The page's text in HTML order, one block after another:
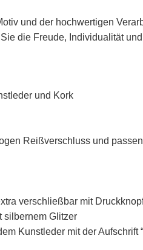
und der hochwertigen
die Freude, Individualität
und Kork
Reißverschluss und
verschließbar mit
silbernem Glitzer
Kunstleder mit der Aufschrift